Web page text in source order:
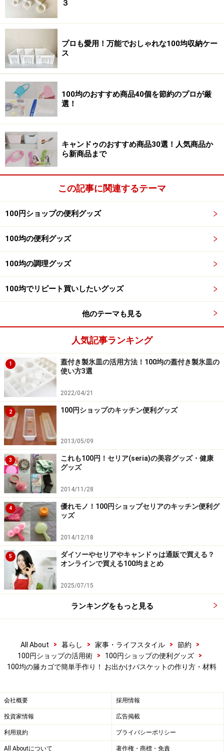
ベルト（首輪）を通します。右の写真のように通すので
すが、この時籐同士に隙間がないとうまく通すことがで
きません。無理にこじ入れようとすると、籐が折れてし
まいますので注意が必要です。
もし左写真のように目がつまっていてベルトが通らない
籐を切り取って隙間を空けてしまいます。右写真は籐を
1本切り取った後。このくらい隙間があるとベルトが楽
に通ります。
態で、閉める時には上カゴにベルトを通し、下のバック
ルに通して閉めるようになります。
小さめなカゴで作ったので、子供が持つのにちょうど良
い位の大きさに出来上がりました。そのまま壁などに掛
けてお部屋に飾っても可愛いですし、海やピクニックの
お出かけにもいかがでしょうか？
おまけ
竹のリングだけを外して使い、用無しになってしまった
麻のバッグ。もったいないのでこれでコースターを作り
ました。
適当な大きさに切った麻布（バッグ本体）を、これまた
100円ショップで売られている「貼れる布」で縁取りし
ています。布は2枚重ねにして両面が使えるようにしま
した。貼れる布は裏紙を剥がすと粘着シート状になって
いますので、簡単に縁取ることができます。写真の物
の上からミシンをかけてしまうとよりいっそうしっかり
とした物になると思います。
アイディア次第でいろんな物に変身する100円グッズ。
また面白い物を思い付いたらご紹介させていただきます
ね♪
３
プロも愛用！万能でおしゃれな100均収納ケー
ス
100均のおすすめ商品40個を節約のプロが厳
選！
キャンドゥのおすすめ商品30選！人気商品か
ら新商品まで
この記事に関連するテーマ
100円ショップの便利グッズ
100均の便利グッズ
100均の調理グッズ
100均でリピート買いしたいグッズ
他のテーマも見る
人気記事ランキング
1
蓋付き製氷皿の活用方法！100均の蓋付き製氷皿の
使い方3選
2022/04/21
2 100円ショップのキッチン便利グッズ
2013/05/09
3
これも100円！セリア(seria)の美容グッズ・健康
グッズ
2014/11/28
4
優れモノ！100円ショップセリアのキッチン便利グ
ッズ
2014/12/18
5
ダイソーやセリアやキャンドゥは通販で買える？
オンラインで買える100均まとめ
2025/07/15
ランキングをもっと見る
All About > 暮らし > 家事・ライフスタイル > 節約
>
100円ショップの活用術
> 100円ショップの便利グッズ
>
100均の籐カゴで簡単手作り！ お出かけバスケットの作り方・材料
会社概要 採用情報
投資家情報 広告掲載
利用規約 プライバシーポリシー
All Aboutについて 著作権・商標・免責